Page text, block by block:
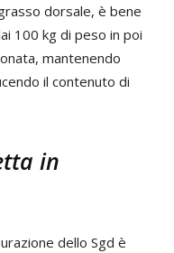
dorsale, è bene
100 kg di peso in poi
mantenendo
il contenuto di
in
dello Sgd è